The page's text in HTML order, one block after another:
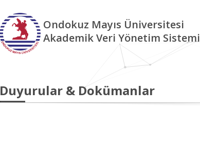
Ondokuz Mayıs Üniversitesi
Akademik Veri Yönetim Sistemi
Duyurular & Dokümanlar